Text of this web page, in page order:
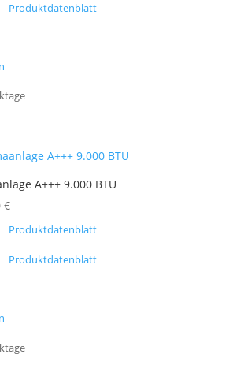
Produktdatenblatt
A+++ 9.000 BTU
€
Produktdatenblatt
Produktdatenblatt